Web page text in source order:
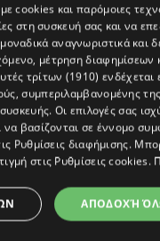
cookies και παρόμοιες
στη συσκευή σας και να
αναγνωριστικά και
μέτρηση
τρίτων (1910) ενδέχεται
συμπεριλαμβανομένης
Οι επιλογές σας
βασίζονται σε έννομο
Ρυθμίσεις διαφήμισης.
στις Ρυθμίσεις cookies.
ΑΠΟΔΟΧΉ